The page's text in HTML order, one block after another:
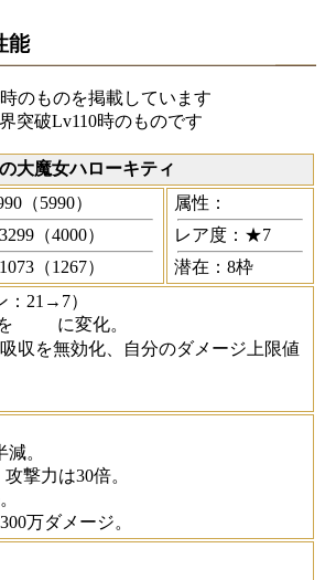
能
のものを掲載しています
突破Lv110時のものです
大魔女ハローキティ
（5990）
（4000）
（1267）
属性：
レア度：★7
潜在：8枠
：21→7）
に変化。
収を無効化、自分のダメージ上限値
。
撃力は30倍。
万ダメージ。